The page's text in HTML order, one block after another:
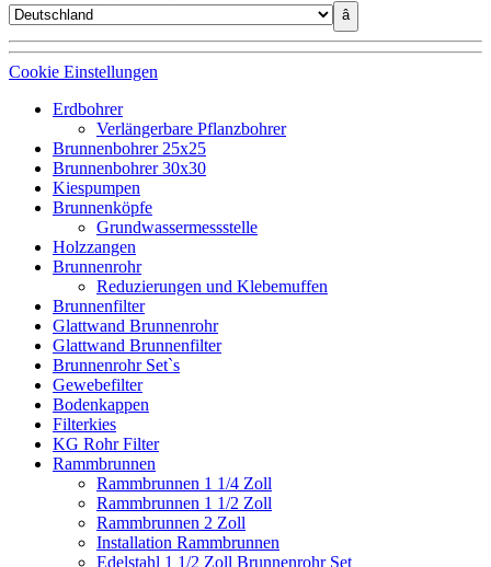
â
Cookie Einstellungen
Erdbohrer
Verlängerbare Pflanzbohrer
Brunnenbohrer 25x25
Brunnenbohrer 30x30
Kiespumpen
Brunnenköpfe
Grundwassermessstelle
Holzzangen
Brunnenrohr
Reduzierungen und Klebemuffen
Brunnenfilter
Glattwand Brunnenrohr
Glattwand Brunnenfilter
Brunnenrohr Set`s
Gewebefilter
Bodenkappen
Filterkies
KG Rohr Filter
Rammbrunnen
Rammbrunnen 1 1/4 Zoll
Rammbrunnen 1 1/2 Zoll
Rammbrunnen 2 Zoll
Installation Rammbrunnen
Edelstahl 1 1/2 Zoll Brunnenrohr Set